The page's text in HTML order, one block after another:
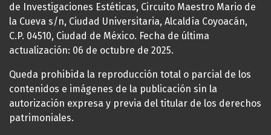
de Investigaciones Estéticas, Circuito Maestro Mario de
la Cueva s/n, Ciudad Universitaria, Alcaldía Coyoacán,
C.P. 04510, Ciudad de México. Fecha de última
actualización: 06 de octubre de 2025.
Queda prohibida la reproducción total o parcial de los
contenidos e imágenes de la publicación sin la
autorización expresa y previa del titular de los derechos
patrimoniales.